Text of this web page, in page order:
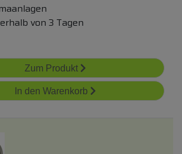
von 3 Tagen
Zum Produkt
In den Warenkorb